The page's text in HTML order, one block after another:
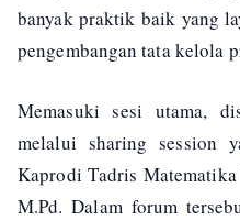
banyak praktik baik yang
pengembangan tata kelola
Memasuki sesi utama,
melalui sharing session
Kaprodi Tadris
M.Pd. Dalam forum